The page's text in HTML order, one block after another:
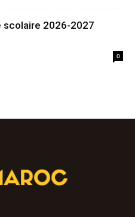
scolaire 2026-2027
0